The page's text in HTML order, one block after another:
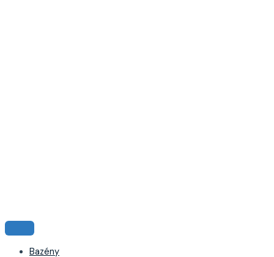
Bazény